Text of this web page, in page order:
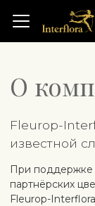
О
Fleurop-
известной
При поддержке
партнёрских
Fleurop-